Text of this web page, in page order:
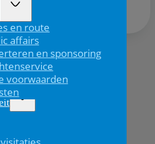
en route
affairs
en sponsoring
voorwaarden